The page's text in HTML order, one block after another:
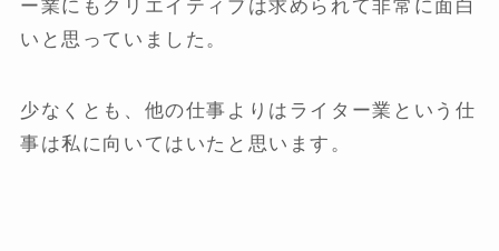
ー業にもクリエイティブは求められて非常に面白
いと思っていました。
少なくとも、他の仕事よりはライター業という仕
事は私に向いてはいたと思います。